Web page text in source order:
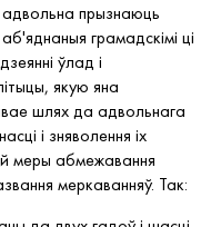
прызнаюць
грамадскімі ці
ўлад і
якую яна
шлях да адвольнага
і зняволення іх
меры абмежавання
меркаванняў. Так: